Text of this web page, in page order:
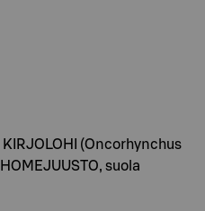
(Oncorhynchus
suola